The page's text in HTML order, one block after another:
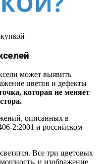
может выявить
цветов и дефекты
которая не меняет
описанных в
2:2001 и российском
Все три цветовых
и изображение